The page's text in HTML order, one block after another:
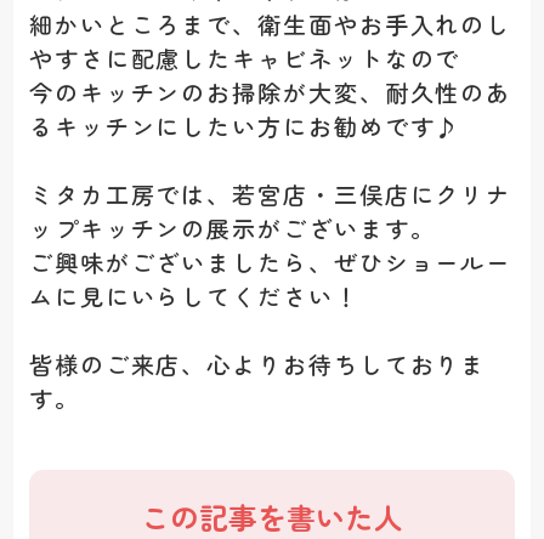
細かいところまで、衛生面やお手入れのし
やすさに配慮したキャビネットなので
今のキッチンのお掃除が大変、耐久性のあ
るキッチンにしたい方にお勧めです♪
ミタカ工房では、若宮店・三俣店にクリナ
ップキッチンの展示がございます。
ご興味がございましたら、ぜひショールー
ムに見にいらしてください！
皆様のご来店、心よりお待ちしておりま
す。
この記事を書いた人